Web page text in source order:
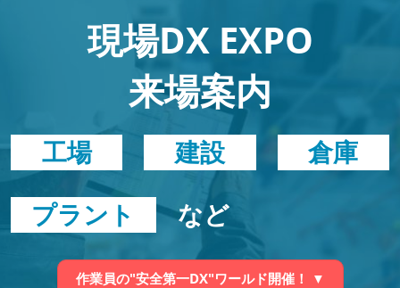
現場DX EXPO
来場案内
工場 建設
倉庫
プラント
など
作業員の"安全第一DX"ワールド開催！ ▼